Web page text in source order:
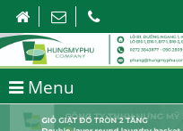
Menu